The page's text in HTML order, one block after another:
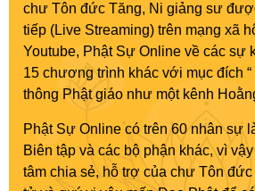
chư Tôn đức Tăng, Ni giảng sư
tiếp (Live Streaming) trên mạng xã
Youtube, Phật Sự Online về các sự
15 chương trình khác với mục đích
thông Phật giáo như một kênh
Phật Sự Online có trên 60 nhân sự
Biên tập và các bộ phận khác, vì
tâm chia sẻ, hỗ trợ của chư Tôn